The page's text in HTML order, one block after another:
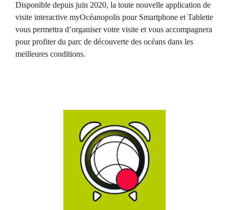
Disponible depuis juin 2020, la toute nouvelle application de
visite interactive myOcéanopolis pour Smartphone et Tablette
vous permettra d’organiser votre visite et vous accompagnera
pour profiter du parc de découverte des océans dans les
meilleures conditions.